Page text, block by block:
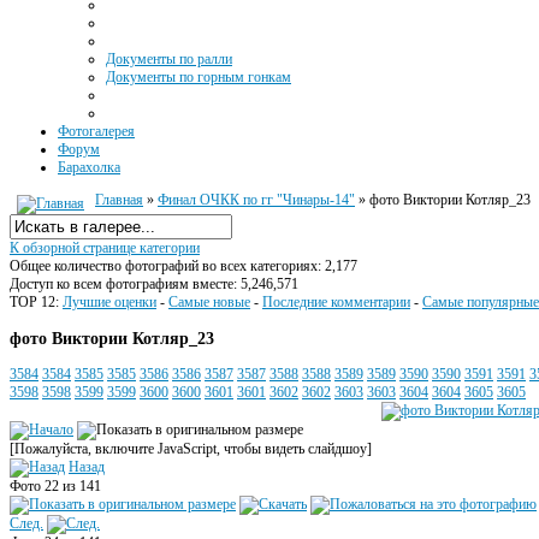
Документы по ралли
Документы по горным гонкам
Фотогалерея
Форум
Барахолка
Главная » Финал ОЧКК по гг "Чинары-14" » фото Виктории Котляр_23
К обзорной странице категории
Общее количество фотографий во всех категориях: 2,177
Доступ ко всем фотографиям вместе: 5,246,571
TOP 12: Лучшие оценки - Самые новые - Последние комментарии - Самые популярные
фото Виктории Котляр_23
3584 3584 3585 3585 3586 3586 3587 3587 3588 3588 3589 3589 3590 3590 3591 3591
3598 3598 3599 3599 3600 3600 3601 3601 3602 3602 3603 3603 3604 3604 3605 3605
[Пожалуйста, включите JavaScript, чтобы видеть слайдшоу]
Назад
Фото 22 из 141
След.